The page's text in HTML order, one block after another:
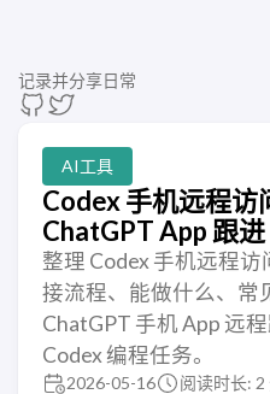
记录并分享日常
AI工具
Codex 手机远程访
ChatGPT App 跟
整理 Codex 手机远程
接流程、能做什么、常
ChatGPT 手机 App 远
Codex 编程任务。
2026-05-16 阅读时长: 2